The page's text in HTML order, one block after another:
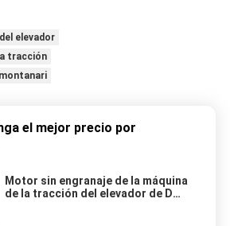
elevador
tracción
el mejor precio por
Motor sin engranaje de la máquina
de la tracción del elevador de DC